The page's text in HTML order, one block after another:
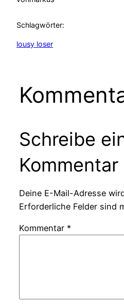
Schlagwörter:
lousy loser
Schreibe
Kommentar
Deine E-Mail-Adresse
Erforderliche Felder sind
Kommentar *